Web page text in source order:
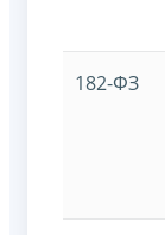
182-ФЗ